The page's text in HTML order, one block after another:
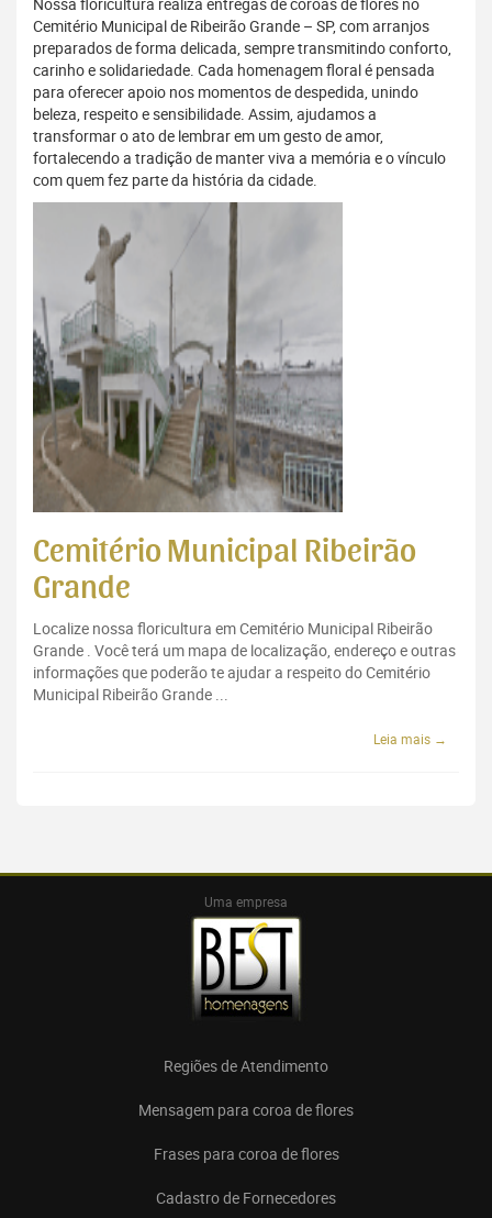
Cemitério Municipal de Ribeirão Grande – SP, com arranjos
preparados de forma delicada, sempre transmitindo conforto,
carinho e solidariedade. Cada homenagem floral é pensada
para oferecer apoio nos momentos de despedida, unindo
beleza, respeito e sensibilidade. Assim, ajudamos a
transformar o ato de lembrar em um gesto de amor,
fortalecendo a tradição de manter viva a memória e o vínculo
com quem fez parte da história da cidade.
Cemitério Municipal Ribeirão
Grande
Localize nossa floricultura em Cemitério Municipal Ribeirão
Grande . Você terá um mapa de localização, endereço e outras
informações que poderão te ajudar a respeito do Cemitério
Municipal Ribeirão Grande ...
Leia mais →
Uma empresa
Regiões de Atendimento
Mensagem para coroa de flores
Frases para coroa de flores
Cadastro de Fornecedores